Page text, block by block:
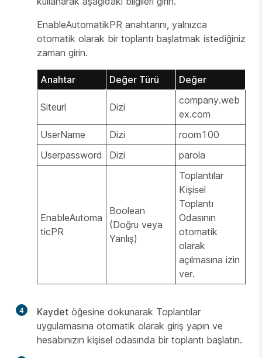
EnableAutomatikPR anahtarını, yalnızca
otomatik olarak bir toplantı başlatmak istediğiniz
zaman girin.
Anahtar Değer Türü Değer
Siteurl Dizi
company.web
ex.com
UserName
Dizi
room100
Userpassword
Dizi parola
EnableAutoma
ticPR
Boolean
(Doğru veya
Yanlış)
Toplantılar
Kişisel
Toplantı
Odasının
otomatik
olarak
açılmasına izin
ver.
4 Kaydet öğesine dokunarak Toplantılar
uygulamasına otomatik olarak giriş yapın ve
hesabınızın kişisel odasında bir toplantı başlatın.